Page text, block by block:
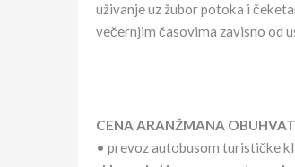
uživanje uz žubor potoka i
večernjim časovima zavisno od
CENA ARANŽMANA
• prevoz autobusom turističke